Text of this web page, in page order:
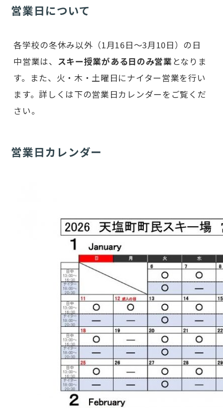
営業日について
各学校の冬休み以外（1月16日～3月10日）の日
中営業は、 スキー授業がある日のみ営業 となりま
す。また、火・木・土曜日にナイター営業を行い
ます。詳しくは下の営業日カレンダーをご覧くだ
さい。
営業日カレンダー